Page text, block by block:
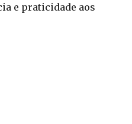
e praticidade aos